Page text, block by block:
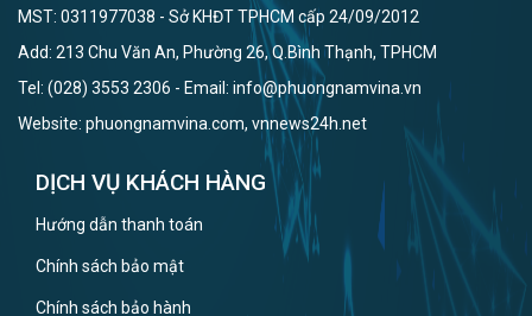
MST: 0311977038 - Sở KHĐT TPHCM cấp 24/09/2012
Add: 213 Chu Văn An, Phường 26, Q.Bình Thạnh, TPHCM
Tel: (028) 3553 2306 - Email: info@phuongnamvina.vn
Website: phuongnamvina.com, vnnews24h.net
DỊCH VỤ KHÁCH HÀNG
Hướng dẫn thanh toán
Chính sách bảo mật
Chính sách bảo hành